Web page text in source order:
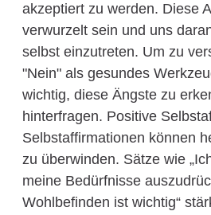
akzeptiert zu werden. Diese
verwurzelt sein und uns
selbst einzutreten. Um zu
"Nein" als gesundes
wichtig, diese Ängste zu
hinterfragen. Positive
Selbstaffirmationen können
zu überwinden. Sätze wie
meine Bedürfnisse
Wohlbefinden ist wichtig“